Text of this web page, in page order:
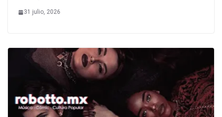
31 julio, 2026